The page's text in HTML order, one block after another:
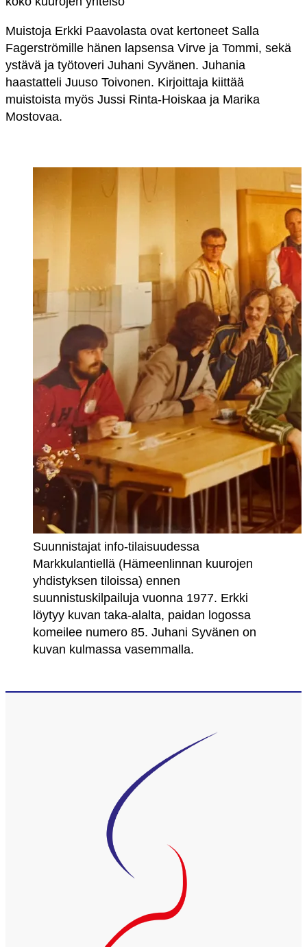
Muistoja Erkki Paavolasta ovat kertoneet Salla
Fagerströmille hänen lapsensa Virve ja Tommi, sekä
ystävä ja työtoveri Juhani Syvänen. Juhania
haastatteli Juuso Toivonen. Kirjoittaja kiittää
muistoista myös Jussi Rinta-Hoiskaa ja Marika
Mostovaa.
Suunnistajat info-tilaisuudessa
Markkulantiellä (Hämeenlinnan kuurojen
yhdistyksen tiloissa) ennen
suunnistuskilpailuja vuonna 1977. Erkki
löytyy kuvan taka-alalta, paidan logossa
komeilee numero 85. Juhani Syvänen on
kuvan kulmassa vasemmalla.